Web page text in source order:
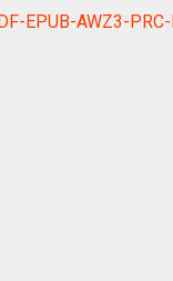
EPUB-AWZ3-